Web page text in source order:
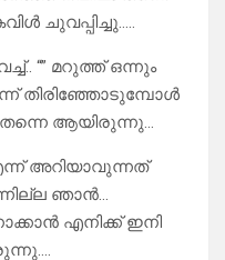
ചുവപ്പിച്ചു…..
“” മറുത്ത് ഒന്നും
തിരിഞ്ഞോടുമ്പോൾ
ആയിരുന്നു…
അറിയാവുന്നത്
ഞാൻ…
എനിക്ക് ഇനി